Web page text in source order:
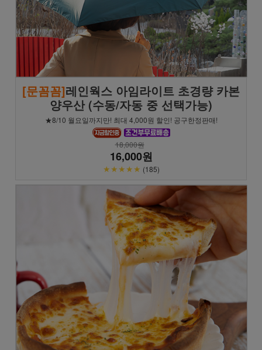
[문꼼꼼]레인웍스 아임라이트 초경량 카본
양우산 (수동/자동 중 선택가능)
★8/10 월요일까지만! 최대 4,000원 할인! 공구한정판매!
18,000원
16,000원
★★★★★ (185)